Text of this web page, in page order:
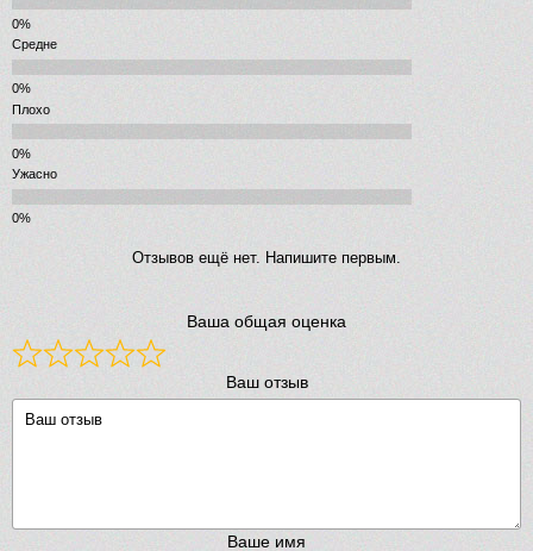
Средне
Плохо
Ужасно
Отзывов ещё нет. Напишите первым.
Ваша общая оценка
Ваш отзыв
Ваше имя